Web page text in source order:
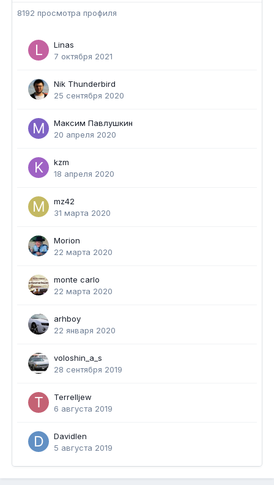
8192 просмотра профиля
Linas
7 октября 2021
Nik Thunderbird
25 сентября 2020
Максим Павлушкин
20 апреля 2020
kzm
18 апреля 2020
mz42
31 марта 2020
Morion
22 марта 2020
monte carlo
22 марта 2020
arhboy
22 января 2020
voloshin_a_s
28 сентября 2019
Terrelljew
6 августа 2019
Davidlen
5 августа 2019